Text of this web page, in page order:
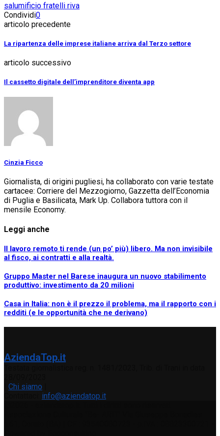
salumificio fratelli riva
Condividi0
articolo precedente
La ripartenza delle imprese italiane arriva dal Terzo settore
articolo successivo
Il cassetto digitale dell’imprenditore diventa app
Cinzia Ficco
Giornalista, di origini pugliesi, ha collaborato con varie testate
cartacee: Corriere del Mezzogiorno, Gazzetta dell’Economia
di Puglia e Basilicata, Mark Up. Collabora tuttora con il
mensile Economy.
Leggi anche
Il lavoro remoto ti rende (un po’ più) libero. Ma non invisibile
al fisco, ai contratti e alla realtà.
Gruppo Master nel Barese inaugura un nuovo stabilimento
produttivo: investimento da 20 milioni
Casa in Italia: non è il prezzo il problema, ma il rapporto con i
redditi (e le opportunità che ne derivano)
AziendaTop.it
Chi siamo
info@aziendatop.it